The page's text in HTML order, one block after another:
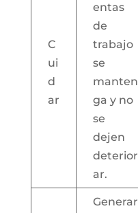
C
ui
d
ar
entas
de
trabajo
se
manten
ga y no
se
dejen
deterior
ar.
Generar